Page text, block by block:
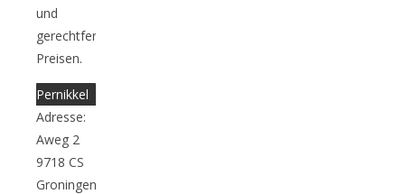
und
gerechtfertigten
Preisen.
Pernikkel
Adresse:
Aweg 2
9718 CS
Groningen